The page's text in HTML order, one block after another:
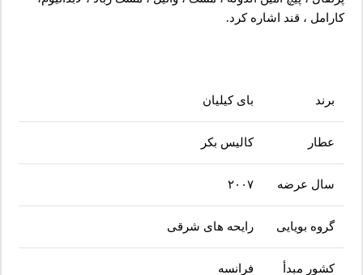
کارامل ، قند اشاره کرد.
برند بای کیلیان
عطار کالیس بکر
سال عرضه ۲۰۰۷
گروه بویایی رایحه های شرقی
کشور مبدأ فرانسه